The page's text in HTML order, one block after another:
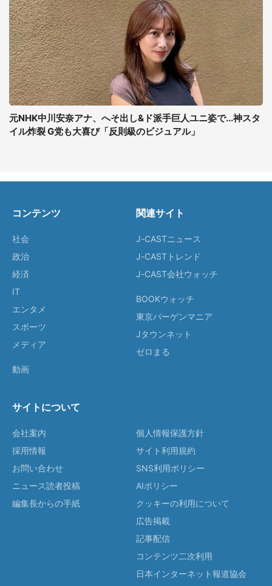
元NHK中川安奈アナ、へそ出し&ド派手巨人ユニ姿で...神スタ
イル炸裂 G党も大喜び「反則級のビジュアル」
コンテンツ
社会
政治
経済
IT
エンタメ
スポーツ
メディア
動画
関連サイト
J-CASTニュース
J-CASTトレンド
J-CAST会社ウォッチ
BOOKウォッチ
東京バーゲンマニア
Jタウンネット
ゼロまる
サイトについて
会社案内
採用情報
お問い合わせ
ニュース読者投稿
編集長からの手紙
個人情報保護方針
サイト利用規約
SNS利用ポリシー
AIポリシー
クッキーの利用について
広告掲載
記事配信
コンテンツ二次利用
日本インターネット報道協会